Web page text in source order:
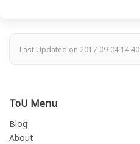
Last Updated on 2017-09-04 14:40
ToU Menu
Blog
About